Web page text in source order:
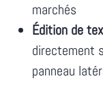
marchés
Édition de
directement
panneau